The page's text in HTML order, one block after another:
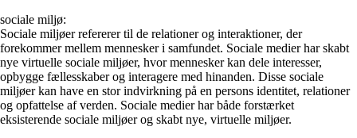
sociale miljø:
Sociale miljøer refererer til de relationer og interaktioner, der
forekommer mellem mennesker i samfundet. Sociale medier har skabt
nye virtuelle sociale miljøer, hvor mennesker kan dele interesser,
opbygge fællesskaber og interagere med hinanden. Disse sociale
miljøer kan have en stor indvirkning på en persons identitet, relationer
og opfattelse af verden. Sociale medier har både forstærket
eksisterende sociale miljøer og skabt nye, virtuelle miljøer.